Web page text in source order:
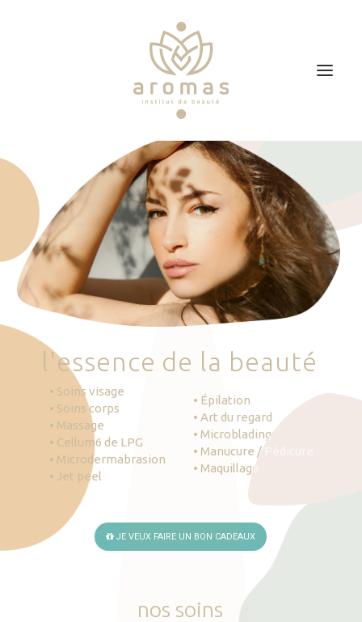
Soins
Je veux faire un bon cadeau
Plan d’accès
Prendre RDV
'essence de la beauté
• Soins visage
• Soins corps
• Massage
• Cellum6 de LPG
• Microdermabrasion
• Jet peel
• Épilation
• Art du regard
• Microblading
• Manucure / Pédicure
• Maquillage
JE VEUX FAIRE UN BON CADEAUX
nos soins